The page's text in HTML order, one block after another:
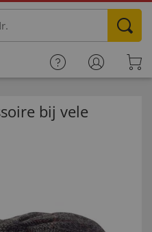
bij vele